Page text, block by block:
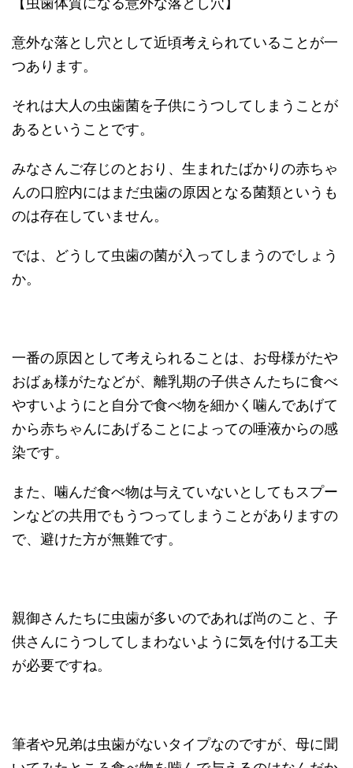
意外な落とし穴として近頃考えられていることが一
つあります。
それは大人の虫歯菌を子供にうつしてしまうことが
あるということです。
みなさんご存じのとおり、生まれたばかりの赤ちゃ
んの口腔内にはまだ虫歯の原因となる菌類というも
のは存在していません。
では、どうして虫歯の菌が入ってしまうのでしょう
か。
一番の原因として考えられることは、お母様がたや
おばぁ様がたなどが、離乳期の子供さんたちに食べ
やすいようにと自分で食べ物を細かく噛んであげて
から赤ちゃんにあげることによっての唾液からの感
染です。
また、噛んだ食べ物は与えていないとしてもスプー
ンなどの共用でもうつってしまうことがありますの
で、避けた方が無難です。
親御さんたちに虫歯が多いのであれば尚のこと、子
供さんにうつしてしまわないように気を付ける工夫
が必要ですね。
筆者や兄弟は虫歯がないタイプなのですが、母に聞